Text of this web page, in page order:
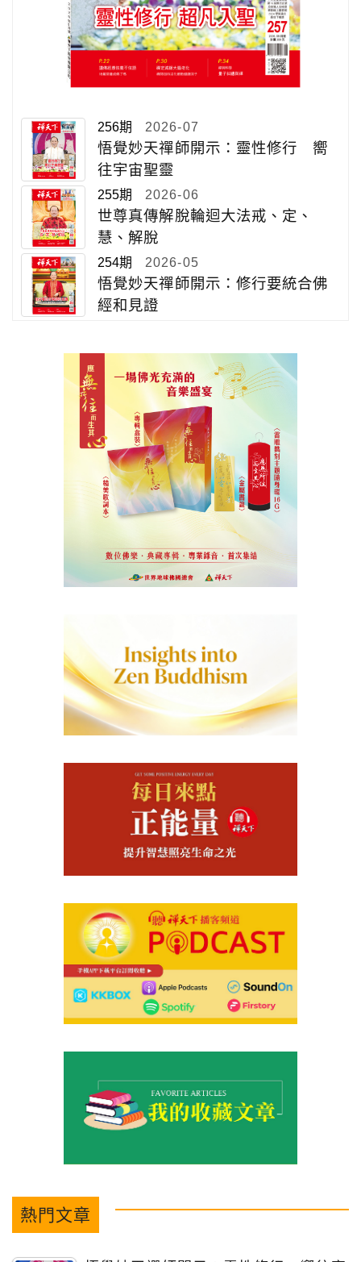
256期 2026-07
悟覺妙天禪師開示：靈性修行 嚮
往宇宙聖靈
255期 2026-06
世尊真傳解脫輪迴大法戒、定、
慧、解脫
254期 2026-05
悟覺妙天禪師開示：修行要統合佛
經和見證
熱門文章